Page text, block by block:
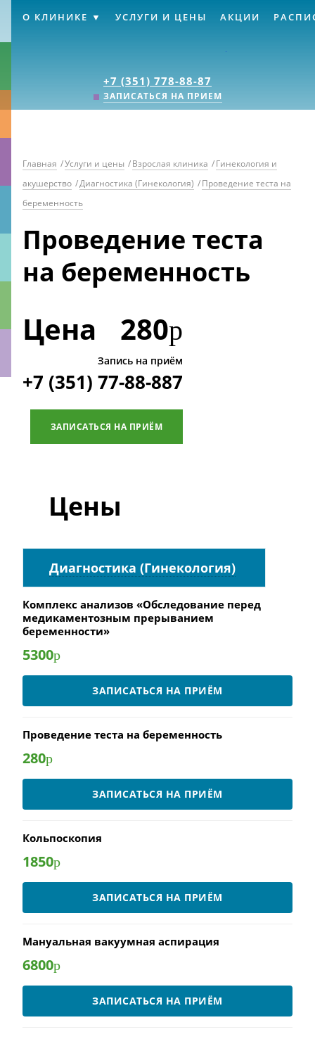
+7 (351) 778-88-87
ЗАПИСАТЬСЯ НА ПРИЕМ
О КЛИНИКЕ УСЛУГИ И ЦЕНЫ АКЦИИ
Главная /Услуги и цены /Взрослая клиника /Гинекология и
акушерство /Диагностика (Гинекология) /Проведение теста на
беременность
Проведение теста
на беременность
Цена 280р
Запись на приём
+7 (351) 77-88-887
ЗАПИСАТЬСЯ НА ПРИЁМ
Цены
Диагностика (Гинекология)
Комплекс анализов «Обследование перед
медикаментозным прерыванием
беременности»
5300р
ЗАПИСАТЬСЯ НА ПРИЁМ
Проведение теста на беременность
280р
ЗАПИСАТЬСЯ НА ПРИЁМ
Кольпоскопия
1850р
ЗАПИСАТЬСЯ НА ПРИЁМ
Мануальная вакуумная аспирация
6800р
ЗАПИСАТЬСЯ НА ПРИЁМ